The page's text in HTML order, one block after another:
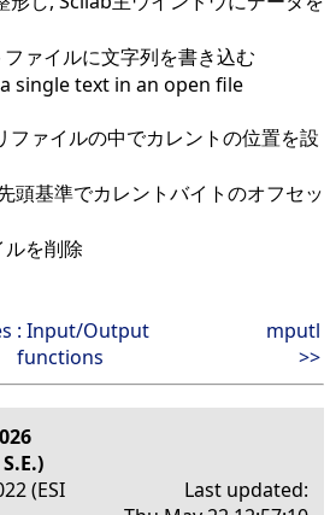
ァイルに文字列を書き込む
single text in an open file
ァイルの中でカレントの位置を設
頭基準でカレントバイトのオフセッ
を削除
: Input/Output
functions
mputl
>>
(ESI
Last updated: